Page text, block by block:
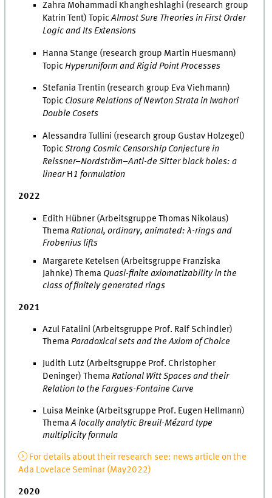
Zahra Mohammadi Khangheshlaghi (research group
Katrin Tent) TopicAlmost Sure Theories in First Order
Logic and Its Extensions
Hanna Stange (research group Martin Huesmann)
TopicHyperuniform and Rigid Point Processes
Stefania Trentin (research group Eva Viehmann)
Topic Closure Relations of Newton Strata in Iwahori
Double Cosets
Alessandra Tullini (research group Gustav Holzegel)
TopicStrong Cosmic Censorship Conjecture in
Reissner–Nordström–Anti-de Sitter black holes: a
linear H 1 formulation
2022
Edith Hübner (Arbeitsgruppe Thomas Nikolaus)
ThemaRational, ordinary, animated: λ-rings and
Frobenius lifts
Margarete Ketelsen (Arbeitsgruppe Franziska
Jahnke) Thema Quasi-finite axiomatizability in the
class of finitely generated rings
2021
Azul Fatalini (Arbeitsgruppe Prof. Ralf Schindler)
ThemaParadoxical sets and the Axiom of Choice
Judith Lutz (Arbeitsgruppe Prof. Christopher
Deninger) ThemaRational Witt Spaces and their
Relation to the Fargues-Fontaine Curve
Luisa Meinke (Arbeitsgruppe Prof. Eugen Hellmann)
ThemaA locally analytic Breuil-Mézard type
multiplicity formula
For details about their research see: news article on the
Ada Lovelace Seminar (May2022)
2020